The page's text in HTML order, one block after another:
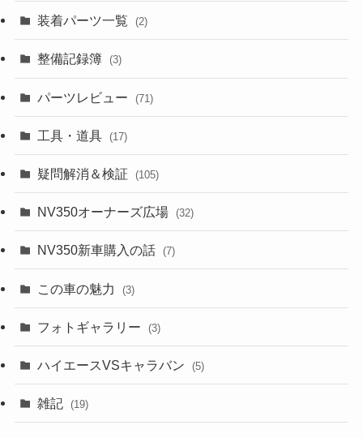
装着パーツ一覧 (2)
整備記録簿 (3)
パーツレビュー (71)
工具・道具 (17)
疑問解消＆検証 (105)
NV350オーナーズ広場 (32)
NV350新車購入の話 (7)
この車の魅力 (3)
フォトギャラリー (3)
ハイエースVSキャラバン (5)
雑記 (19)